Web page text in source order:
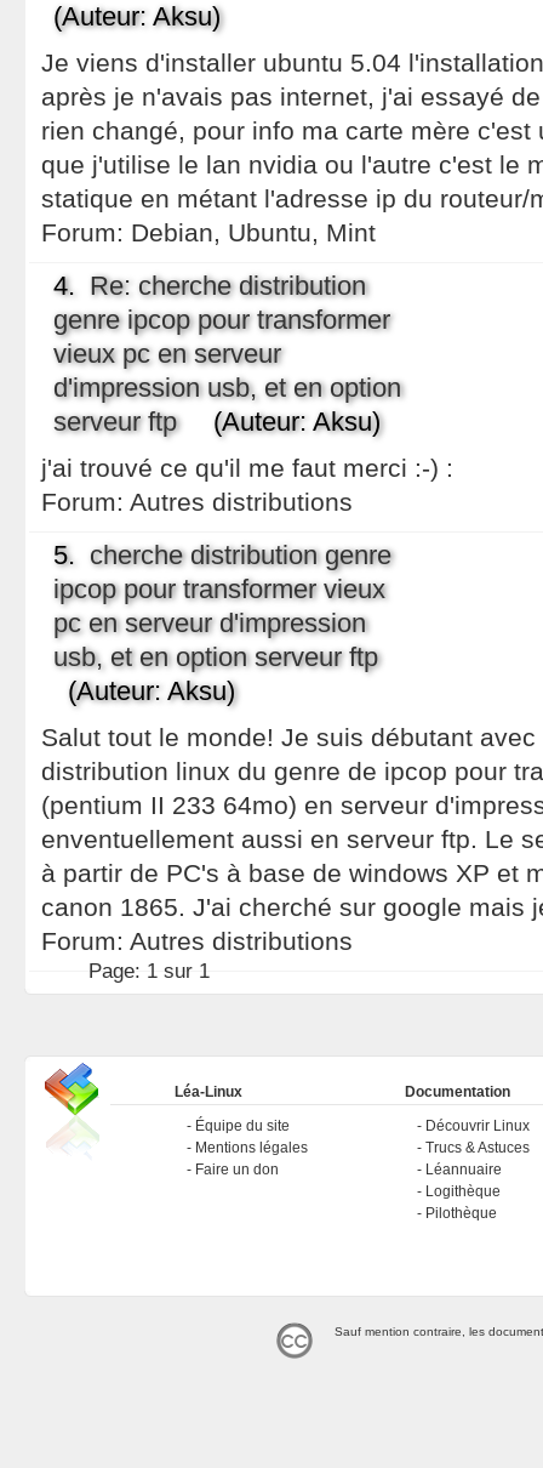
(Auteur: Aksu)
Je viens d'installer ubuntu 5.04
après je n'avais pas internet, j'ai essayé
rien changé, pour info ma carte mère
que j'utilise le lan nvidia ou l'autre c'est le
statique en métant l'adresse ip du routeur/
Forum: Debian, Ubuntu, Mint
4. Re: cherche distribution
genre ipcop pour transformer
vieux pc en serveur
d'impression usb, et en option
serveur ftp(Auteur: Aksu)
j'ai trouvé ce qu'il me faut merci :-) :
Forum: Autres distributions
5. cherche distribution genre
ipcop pour transformer vieux
pc en serveur d'impression
usb, et en option serveur ftp
(Auteur: Aksu)
Salut tout le monde! Je suis débutant
distribution linux du genre de ipcop pour
(pentium II 233 64mo) en serveur
enventuellement aussi en serveur ftp. Le
à partir de PC's à base de windows XP et
canon 1865. J'ai cherché sur google mais
Forum: Autres distributions
Page: 1 sur 1
Léa-Linux
Équipe du site
Mentions légales
Faire un don
Documentation
Découvrir Linux
Trucs & Astuces
Léannuaire
Logithèque
Pilothèque
Sauf mention contraire, les